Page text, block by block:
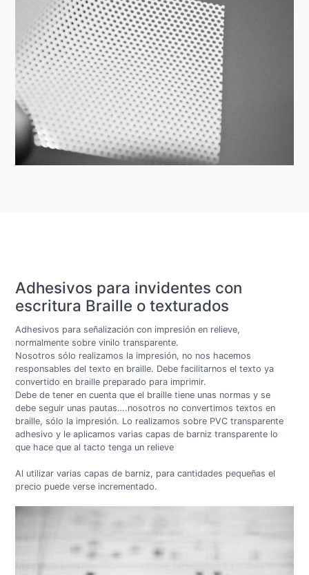
Adhesivos para invidentes con
escritura Braille o texturados
Adhesivos para señalización con impresión en relieve,
normalmente sobre vinilo transparente.
Nosotros sólo realizamos la impresión, no nos hacemos
responsables del texto en braille. Debe facilitarnos el texto ya
convertido en braille preparado para imprimir.
Debe de tener en cuenta que el braille tiene unas normas y se
debe seguir unas pautas….nosotros no convertimos textos en
braille, sólo la impresión. Lo realizamos sobre PVC transparente
adhesivo y le aplicamos varias capas de barniz transparente lo
que hace que al tacto tenga un relieve
Al utilizar varias capas de barniz, para cantidades pequeñas el
precio puede verse incrementado.